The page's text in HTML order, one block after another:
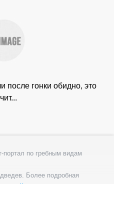
после гонки обидно, это
портал по гребным видам
Более подробная
Контакты
"КаноэСпорт", 2008 -